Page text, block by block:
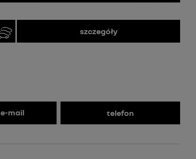
szczegóły
e-mail telefon